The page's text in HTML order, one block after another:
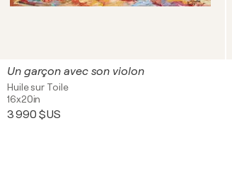
Un garçon avec son violon
Huile sur Toile
16x20in
3 990 $US